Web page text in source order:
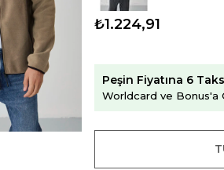
₺1.224,91
Peşin Fiyatına 6
Worldcard ve Bonus'a